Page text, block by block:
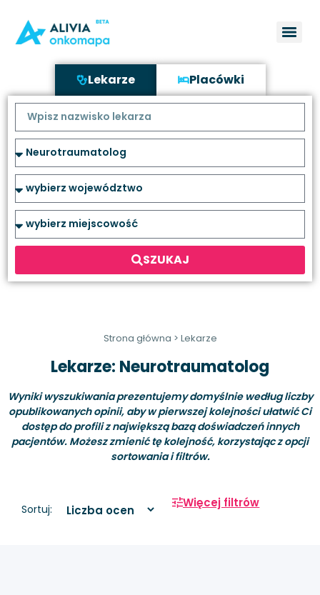
Lekarze Placówki
SZUKAJ
Strona główna > Lekarze
Lekarze: Neurotraumatolog
Wyniki wyszukiwania prezentujemy domyślnie według liczby
opublikowanych opinii, aby w pierwszej kolejności ułatwić Ci
dostęp do profili z największą bazą doświadczeń innych
pacjentów. Możesz zmienić tę kolejność, korzystając z opcji
sortowania i filtrów.
Sortuj: Więcej filtrów